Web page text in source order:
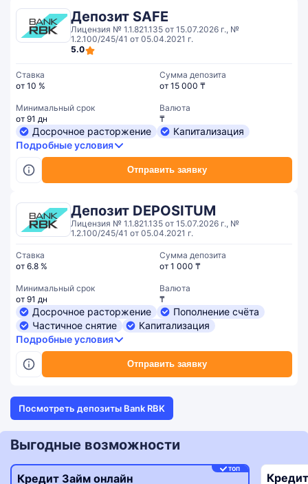
Депозит SAFE
Лицензия № 1.1.821.135 от 15.07.2026 г., №
1.2.100/245/41 от 05.04.2021 г.
5.0
Отправить заявку
Ставка
от 10 %
Сумма депозита
от 15 000 ₸
Минимальный срок
от 91 дн
Валюта
₸
Досрочное расторжение
Капитализация
Подробные условия
Депозит DEPOSITUM
Лицензия № 1.1.821.135 от 15.07.2026 г., №
1.2.100/245/41 от 05.04.2021 г.
Отправить заявку
Ставка
от 6.8 %
Сумма депозита
от 1 000 ₸
Минимальный срок
от 91 дн
Валюта
₸
Досрочное расторжение
Пополнение счёта
Частичное снятие
Капитализация
Подробные условия
Посмотреть депозиты Bank RBK
Выгодные возможности
ТОП
Кредит Займ онлайн